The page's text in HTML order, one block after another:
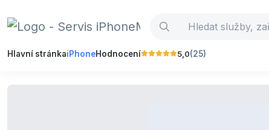
Hlavní stránkaiPhoneHodnocení 5,0(25)